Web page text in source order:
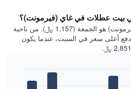
بيت عطلات في غاي (فيرمونت)؟
أرخص يوم للإقامة في غاي (فيرمونت) هو الجمعة (1,157 ﷼). من ناحية
أعلى سعر في السبت، عندما يكون